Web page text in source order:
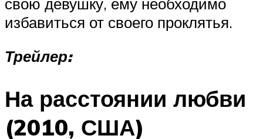
избавиться от своего проклятья.
Трейлер:
На расстоянии любви
(2010, США)